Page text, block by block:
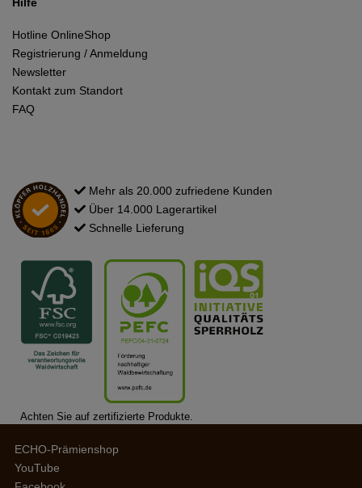
Hotline OnlineShop
Registrierung / Anmeldung
Newsletter
Kontakt zum Standort
FAQ
Mehr als 20.000 zufriedene Kunden
Über 14.000 Lagerartikel
Schnelle Lieferung
Achten Sie auf zertifizierte Produkte.
ECHO-Prämienshop
YouTube